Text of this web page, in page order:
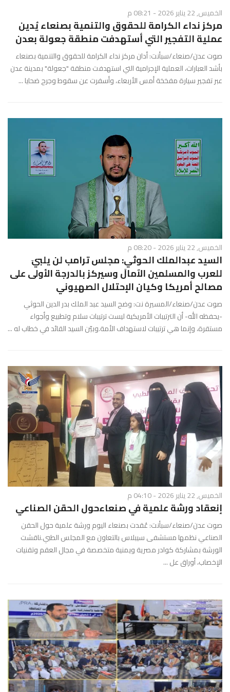
الخميس, 22 يناير 2026 - 08:21 م
مركز نداء الكرامة للحقوق والتنمية بصنعاء يُدين
عملية التفجير التي أستهدفت منطقة جعولة بعدن
صوت عدن/صنعاء/سبأنت: أدان مركز نداء الكرامة للحقوق والتنمية بصنعاء
بأشد العبارات، العملية الإجرامية التي استهدفت منطقة "جعولة" بمدينة عدن
عبر تفجير سيارة مفخخة أمس الأربعاء، وأسفرت عن سقوط وجرح ضحايا ...
الخميس, 22 يناير 2026 - 08:20 م
السيد عبدالملك الحوثي: مجلس ترامب لن يلبيَ
للعرب والمسلمين الآمالَ وسيركز بالدرجة الأولى على
مصالح أمريكا وكيان الإحتلال الصهيوني
صوت عدن/صنعاء/المسيرة نت: وضح السيد عبد الملك بدر الدين الحوثي
-يحفظه الله- أن الترتيبات الأمريكية ليست ترتيبات سلام وتطبيع وأجواء
مستقرة، وإنما هي ترتيبات لاستهداف الأمة.وبيّن السيد القائد في خطاب له ...
الخميس, 22 يناير 2026 - 04:10 م
إنعقاد ورشة علمية في صنعاءحول الحقن الصناعي
صوت عدن/صنعاء/سبأنت: عُقدت بصنعاء اليوم ورشة علمية حول الحقن
الصناعي نظمها مستشفى سيبلاس بالتعاون مع المجلس الطبي.ناقشت
الورشة بمشاركة كوادر مصرية ويمنية متخصصة في مجال العقم وتقنيات
الإخصاب، أوراق عل ...